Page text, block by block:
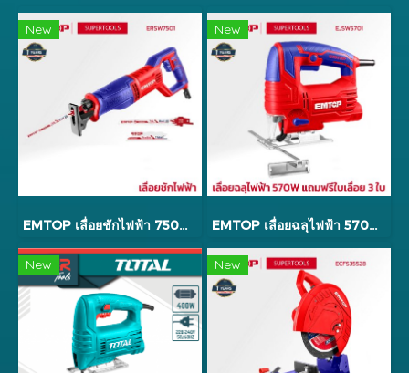
New
EMTOP เลื่อยชักไฟฟ้า 750W รุ่น ERSW7501
New
EMTOP เลื่อยฉลุไฟฟ้า 570W แถมฟรีใบเลื่อย 3 ใบ
New New